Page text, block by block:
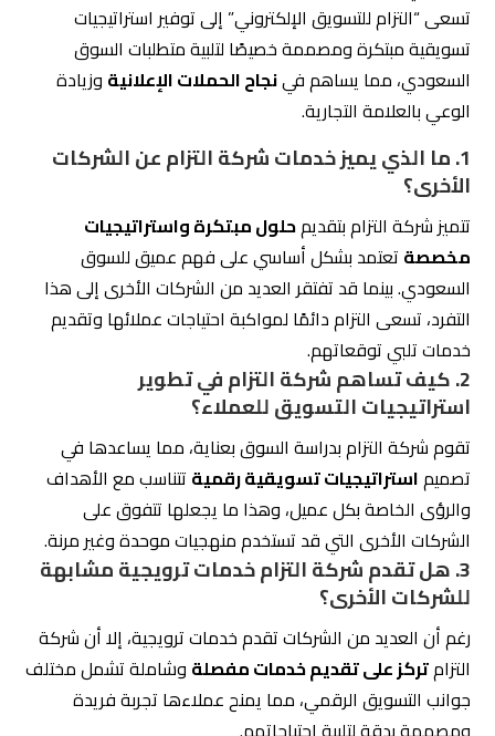
رغم أن العديد من الشركات تقدم خدمات ترويجية، إلا أن شركة
التزامتركز على تقديم خدمات مفصلةوشاملة تشمل مختلف
جوانب التسويق الرقمي، مما يمنح عملاءها تجربة فريدة
ومصممة بدقة لتلبية احتياجاتهم.
تتسم شركة التزام بالقدرة على التكيف مع تحديات السوق
المتغيرة ، حيث يتم تحديث استراتيجياتها بشكل مستمر لتلبية
طلبات السوق واحتياجات العملاء، وهذا ما يجعلها في مقدمة
الشركات في مجال التسويق الإلكتروني.
5. هل تدعم شركة التزام عملاءها بتحليلات السوق
والتقارير؟
نعم، تقوم شركة التزام بتقديمتحليلات شاملة وتقارير
دوريةحول أداء الحملات التسويقية، مما يساعد العملاء على
فهم نتائج جهودهم وتحسين استراتيجياتهم على المدى الطويل.
8. أسعار إدارة حسابات التواصل الاجتماعي
تسعى شركة التزام للتسويق الإلكتروني إلى تقديم أسعار
تنافسية وجذابة لخدمات إدارة حسابات التواصل الاجتماعي.
تتفاوت الأسعار وفقاً لحجم الحسابات واحتياجات العملاء
المختلفة، مما يتيح لهم الحصول على خطط تسويقية مصممة
خصيصاً لهم. تشدد الشركة على أهمية الالتزام والجودة في
تقديم خدماتها، مما يضمن تحقيق نتائج فعالة في تعزيز